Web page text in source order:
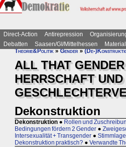
Direct-Action Antirepression
Debatten
Saasen/GI/Mittelhessen
Theorie&Politik»Gender»(De-
ALL THAT
HERRSCHAFT UND
Dekonstruktion
Dekonstruktion ● Rollen und
Bedingungen fördern 2 Gender ●
Intersexualität + Transgender ●
Dekonstruktion praktisch? ● Verwandte